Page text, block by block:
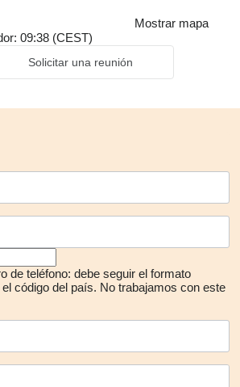
Mostrar mapa
09:38 (CEST)
Solicitar una reunión
de teléfono: debe seguir el formato
código del país. No trabajamos con este